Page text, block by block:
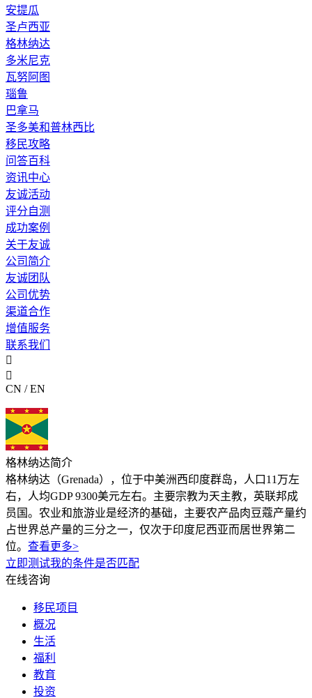
安提瓜
圣卢西亚
格林纳达
多米尼克
瓦努阿图
瑙鲁
巴拿马
圣多美和普林西比
移民攻略
问答百科
资讯中心
友诚活动
评分自测
成功案例
关于友诚
公司简介
友诚团队
公司优势
渠道合作
增值服务
联系我们


CN / EN
格林纳达简介
格林纳达（Grenada），位于中美洲西印度群岛，人口11万左
右，人均GDP 9300美元左右。主要宗教为天主教，英联邦成
员国。农业和旅游业是经济的基础，主要农产品肉豆蔻产量约
占世界总产量的三分之一，仅次于印度尼西亚而居世界第二
位。 查看更多>
立即测试我的条件是否匹配
在线咨询
移民项目
概况
生活
福利
教育
投资